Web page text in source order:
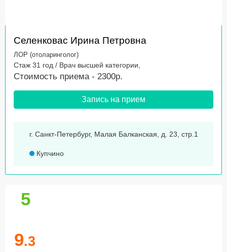
Селенковас Ирина Петровна
ЛОР (отоларинголог)
Стаж 31 год / Врач высшей категории,
Стоимость приема - 2300р.
Запись на прием
г. Санкт-Петербург, Малая Балканская, д. 23, стр.1
Купчино
5
9.3